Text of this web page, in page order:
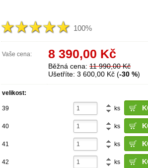
100%
Vaše cena: 8 390,00 Kč
Běžná cena: 11 990,00 Kč
Ušetříte: 3 600,00 Kč (-30 %)
velikost:
39 ks
40 ks
41 ks
42 ks